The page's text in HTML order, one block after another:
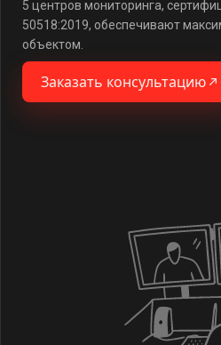
5 центров мониторинга,
50518:2019, обеспечивают
объектом.
Заказать консультацию